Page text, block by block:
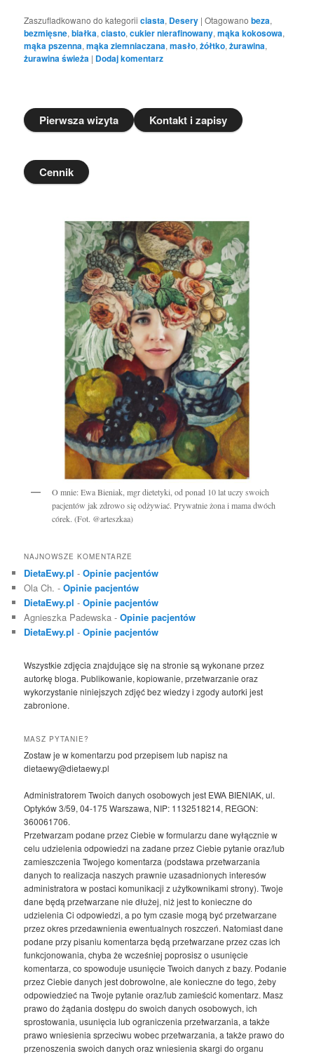
Zaszufladkowano do kategorii ciasta, Desery |Otagowano beza,
bezmięsne,białka,ciasto,cukier nierafinowany,mąka kokosowa,
mąka pszenna,mąka ziemniaczana,masło,żółtko,żurawina,
żurawina świeża | Dodaj komentarz
Pierwsza wizyta Kontakt i zapisy
Cennik
O mnie: Ewa Bieniak, mgr dietetyki, od ponad 10 lat uczy swoich
pacjentów jak zdrowo się odżywiać. Prywatnie żona i mama dwóch
córek. (Fot. @arteszkaa)
NAJNOWSZE KOMENTARZE
DietaEwy.pl -Opinie pacjentów
Ola Ch. -Opinie pacjentów
DietaEwy.pl -Opinie pacjentów
Agnieszka Padewska -Opinie pacjentów
DietaEwy.pl -Opinie pacjentów
Wszystkie zdjęcia znajdujące się na stronie są wykonane przez
autorkę bloga. Publikowanie, kopiowanie, przetwarzanie oraz
wykorzystanie niniejszych zdjęć bez wiedzy i zgody autorki jest
zabronione.
MASZ PYTANIE?
Zostaw je w komentarzu pod przepisem lub napisz na
dietaewy@dietaewy.pl
Administratorem Twoich danych osobowych jest EWA BIENIAK, ul.
Optyków 3/59, 04-175 Warszawa, NIP: 1132518214, REGON:
360061706.
Przetwarzam podane przez Ciebie w formularzu dane wyłącznie w
celu udzielenia odpowiedzi na zadane przez Ciebie pytanie oraz/lub
zamieszczenia Twojego komentarza (podstawa przetwarzania
danych to realizacja naszych prawnie uzasadnionych interesów
administratora w postaci komunikacji z użytkownikami strony). Twoje
dane będą przetwarzane nie dłużej, niż jest to konieczne do
udzielenia Ci odpowiedzi, a po tym czasie mogą być przetwarzane
przez okres przedawnienia ewentualnych roszczeń. Natomiast dane
podane przy pisaniu komentarza będą przetwarzane przez czas ich
funkcjonowania, chyba że wcześniej poprosisz o usunięcie
komentarza, co spowoduje usunięcie Twoich danych z bazy. Podanie
przez Ciebie danych jest dobrowolne, ale konieczne do tego, żeby
odpowiedzieć na Twoje pytanie oraz/lub zamieścić komentarz. Masz
prawo do żądania dostępu do swoich danych osobowych, ich
sprostowania, usunięcia lub ograniczenia przetwarzania, a także
prawo wniesienia sprzeciwu wobec przetwarzania, a także prawo do
przenoszenia swoich danych oraz wniesienia skargi do organu